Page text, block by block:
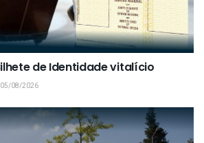
de Identidade vitalício
05/08/2026